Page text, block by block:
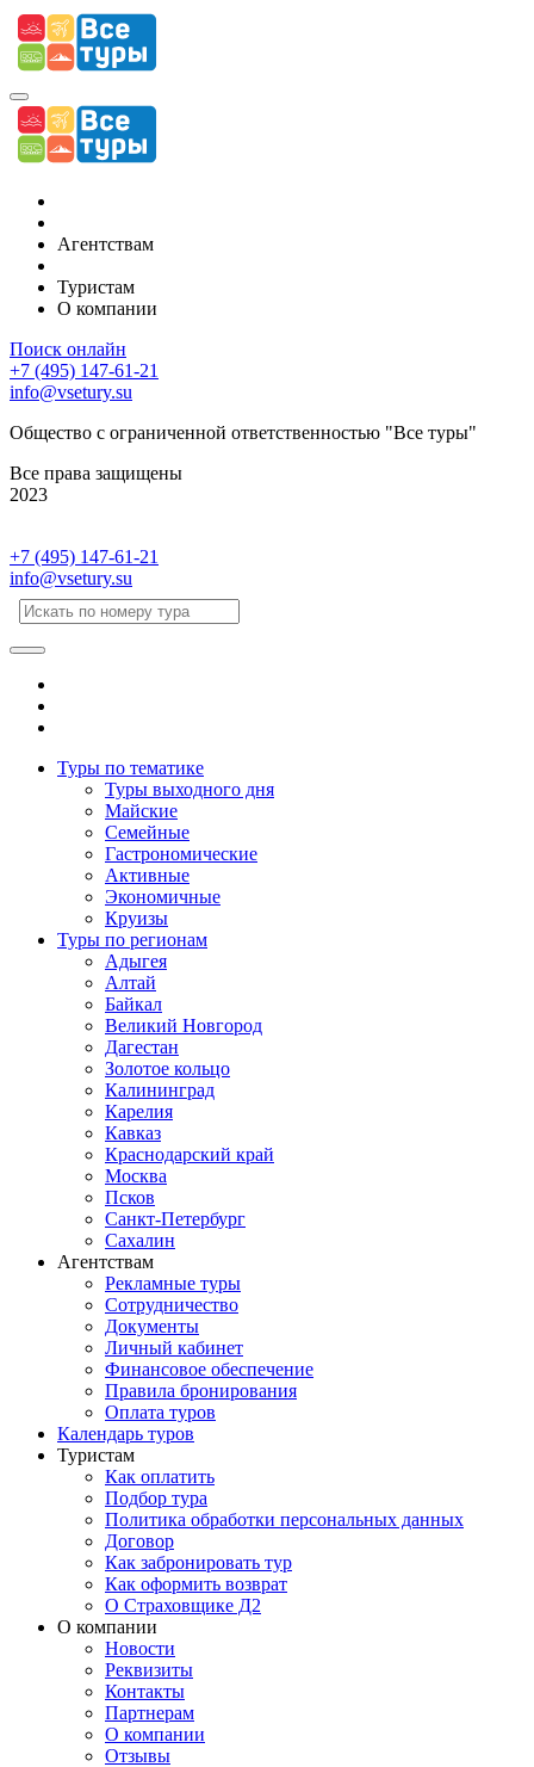
Агентствам
Туристам
О компании
Поиск онлайн
+7 (495) 147-61-21
info@vsetury.su
Общество с ограниченной ответственностью "Все туры"
Все права защищены
2023
+7 (495) 147-61-21
info@vsetury.su
Туры по тематике
Туры выходного дня
Майские
Семейные
Гастрономические
Активные
Экономичные
Круизы
Туры по регионам
Адыгея
Алтай
Байкал
Великий Новгород
Дагестан
Золотое кольцо
Калининград
Карелия
Кавказ
Краснодарский край
Москва
Псков
Санкт-Петербург
Сахалин
Агентствам
Рекламные туры
Сотрудничество
Документы
Личный кабинет
Финансовое обеспечение
Правила бронирования
Оплата туров
Календарь туров
Туристам
Как оплатить
Подбор тура
Политика обработки персональных данных
Договор
Как забронировать тур
Как оформить возврат
О Страховщике Д2
О компании
Новости
Реквизиты
Контакты
Партнерам
О компании
Отзывы